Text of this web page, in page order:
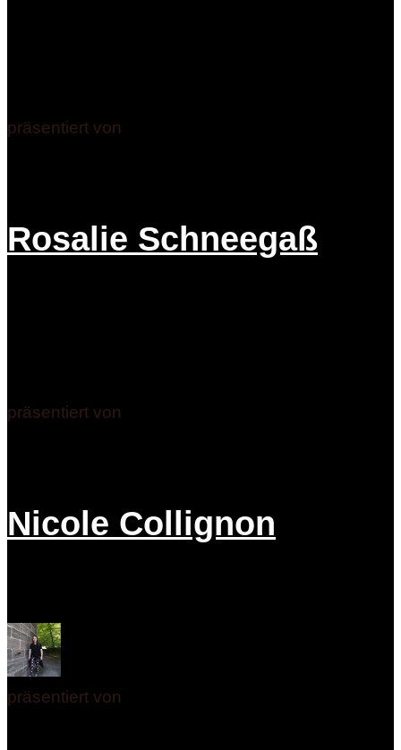
präsentiert von
Rosalie Schneegaß
präsentiert von
Nicole Collignon
präsentiert von